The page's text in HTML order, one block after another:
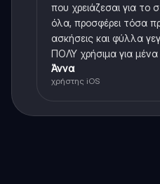
που χρειάζεσαι για το
όλα, προσφέρει τόσα
ασκήσεις και φύλλα
ΠΟΛΥ χρήσιμα για
Άννα
χρήστης iOS